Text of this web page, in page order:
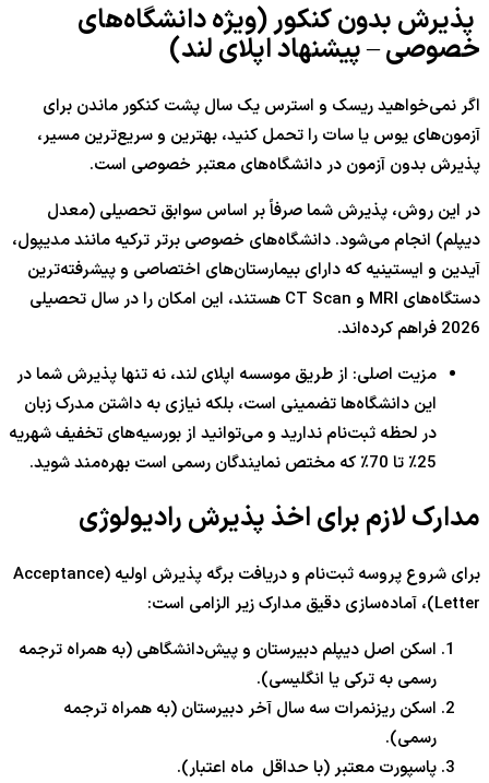
پذیرش بدون کنکور (ویژه دانشگاه‌های
خصوصی – پیشنهاد اپلای لند)
اگر نمی‌خواهید ریسک و استرس یک سال پشت کنکور ماندن برای
آزمون‌های یوس یا سات را تحمل کنید، بهترین و سریع‌ترین مسیر،
پذیرش بدون آزمون در دانشگاه‌های معتبر خصوصی است.
در این روش، پذیرش شما صرفاً بر اساس سوابق تحصیلی (معدل
دیپلم) انجام می‌شود. دانشگاه‌های خصوصی برتر ترکیه مانند مدیپول،
آیدین و ایستینیه که دارای بیمارستان‌های اختصاصی و پیشرفته‌ترین
دستگاه‌های MRI و CT Scan هستند، این امکان را در سال تحصیلی
2026 فراهم کرده‌اند.
مزیت اصلی: از طریق موسسه اپلای لند، نه تنها پذیرش شما در
این دانشگاه‌ها تضمینی است، بلکه نیازی به داشتن مدرک زبان
در لحظه ثبت‌نام ندارید و می‌توانید از بورسیه‌های تخفیف شهریه
25٪ تا 70٪ که مختص نمایندگان رسمی است بهره‌مند شوید.
مدارک لازم برای اخذ پذیرش رادیولوژی
برای شروع پروسه ثبت‌نام و دریافت برگه پذیرش اولیه (Acceptance
Letter)، آماده‌سازی دقیق مدارک زیر الزامی است:
اسکن اصل دیپلم دبیرستان و پیش‌دانشگاهی (به همراه ترجمه
رسمی به ترکی یا انگلیسی).
اسکن ریزنمرات سه سال آخر دبیرستان (به همراه ترجمه
رسمی).
پاسپورت معتبر (با حداقل ماه اعتبار).